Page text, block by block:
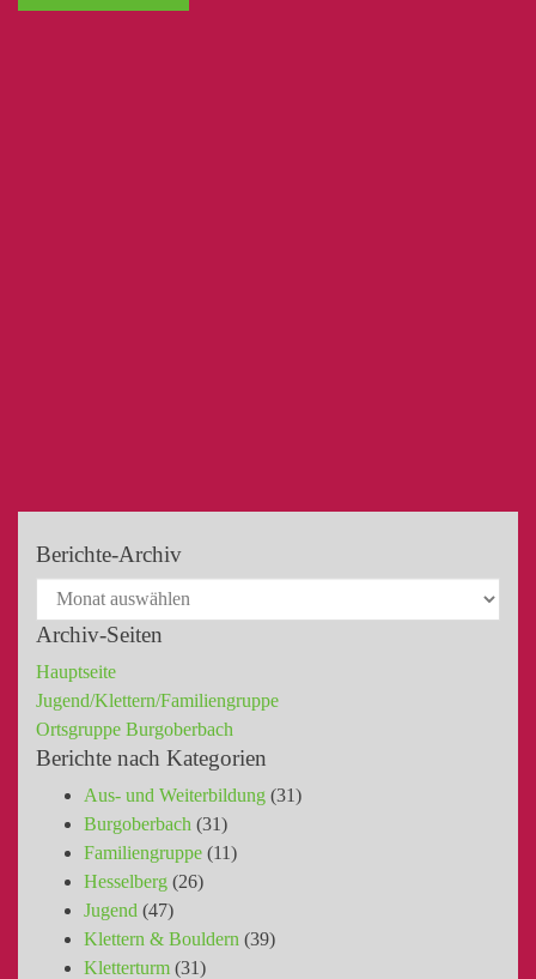
Berichte-Archiv
Archiv-Seiten
Hauptseite
Jugend/Klettern/Familiengruppe
Ortsgruppe Burgoberbach
Berichte nach Kategorien
Aus- und Weiterbildung (31)
Burgoberbach (31)
Familiengruppe (11)
Hesselberg (26)
Jugend (47)
Klettern & Bouldern (39)
Kletterturm (31)